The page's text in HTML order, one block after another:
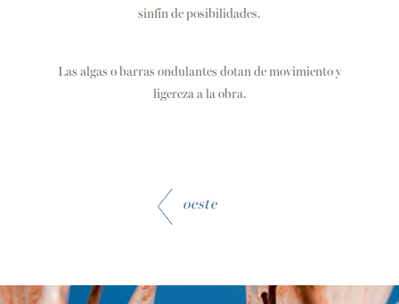
sinfín de posibilidades.
Las algas o barras ondulantes dotan de movimiento y
ligereza a la obra.
oeste